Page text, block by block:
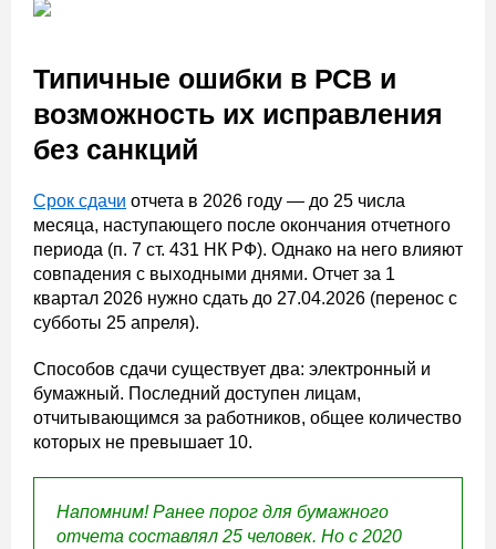
Типичные ошибки в РСВ и
возможность их исправления
без санкций
Срок сдачи отчета в 2026 году — до 25 числа
месяца, наступающего после окончания отчетного
периода (п. 7 ст. 431 НК РФ). Однако на него влияют
совпадения с выходными днями. Отчет за 1
квартал 2026 нужно сдать до 27.04.2026 (перенос с
субботы 25 апреля).
Способов сдачи существует два: электронный и
бумажный. Последний доступен лицам,
отчитывающимся за работников, общее количество
которых не превышает 10.
Напомним! Ранее порог для бумажного
отчета составлял 25 человек. Но с 2020